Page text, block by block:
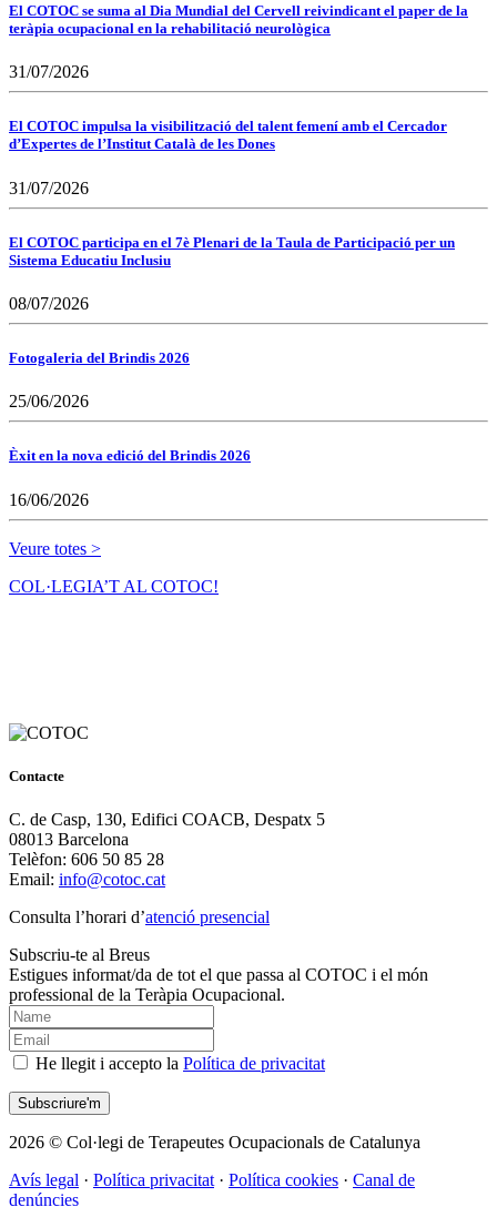
El COTOC se suma al Dia Mundial del Cervell reivindicant el paper de la
teràpia ocupacional en la rehabilitació neurològica
31/07/2026
El COTOC impulsa la visibilització del talent femení amb el Cercador
d’Expertes de l’Institut Català de les Dones
31/07/2026
El COTOC participa en el 7è Plenari de la Taula de Participació per un
Sistema Educatiu Inclusiu
08/07/2026
Fotogaleria del Brindis 2026
25/06/2026
Èxit en la nova edició del Brindis 2026
16/06/2026
Veure totes >
COL·LEGIA’T AL COTOC!
Contacte
C. de Casp, 130, Edifici COACB, Despatx 5
08013 Barcelona
Telèfon: 606 50 85 28
Email: info@cotoc.cat
Consulta l’horari d’atenció presencial
Subscriu-te al Breus
Estigues informat/da de tot el que passa al COTOC i el món
professional de la Teràpia Ocupacional.
He llegit i accepto la Política de privacitat
2026 © Col·legi de Terapeutes Ocupacionals de Catalunya
Avís legal · Política privacitat · Política cookies · Canal de
denúncies